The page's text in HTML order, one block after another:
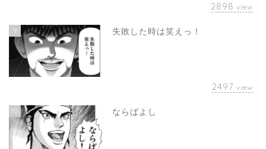
2898 view
9 失敗した時は笑えっ！
2497 view
10 ならばよし